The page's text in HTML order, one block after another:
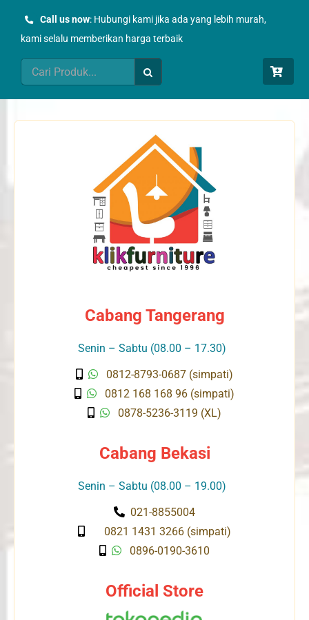
Call us now: Hubungi kami jika ada yang lebih murah,
kami selalu memberikan harga terbaik
Search
for:
Cabang Tangerang
Senin – Sabtu (08.00 – 17.30)
0812-8793-0687 (simpati)
0812 168 168 96 (simpati)
0878-5236-3119 (XL)
Cabang Bekasi
Senin – Sabtu (08.00 – 19.00)
021-8855004
0821 1431 3266 (simpati)
0896-0190-3610
Official Store